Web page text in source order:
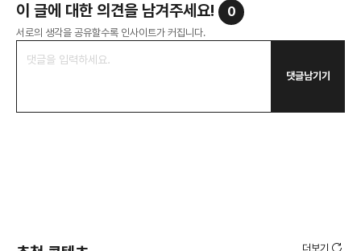
이 글에 대한 의견을 남겨주세요! 0
서로의 생각을 공유할수록 인사이트가 커집니다.
댓글남기기
더보기